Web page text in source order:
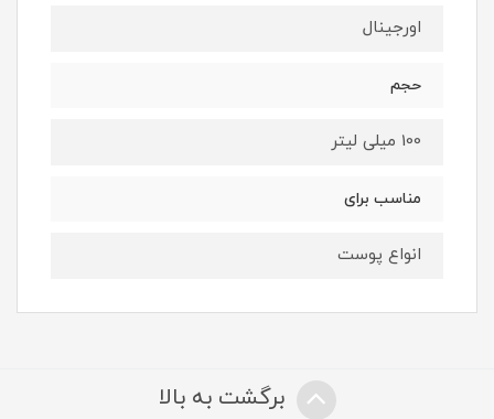
اورجینال
حجم
100 میلی لیتر
مناسب برای
انواع پوست
برگشت به بالا